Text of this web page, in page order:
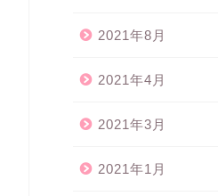
2021年8月
2021年4月
2021年3月
2021年1月